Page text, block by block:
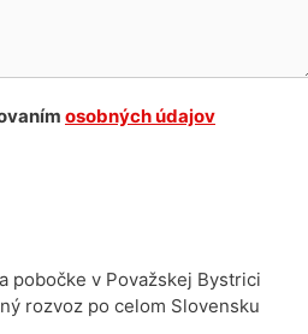
osobných údajov
pobočke v Považskej Bystrici
rozvoz po celom Slovensku